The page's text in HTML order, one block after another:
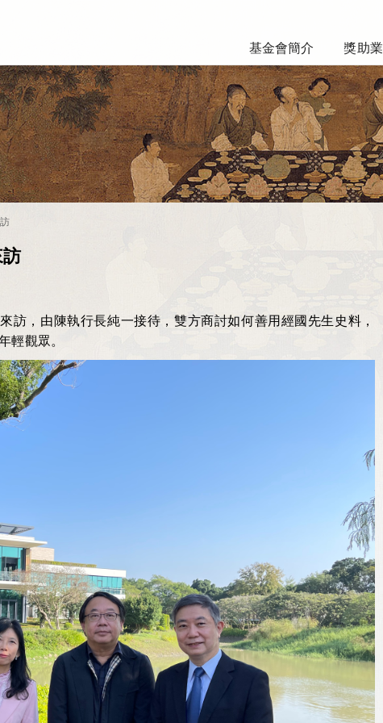
基金會簡介 獎助
訪，由陳執行長純一接待，雙方商討如何善用經國先生史料，
輕觀眾。